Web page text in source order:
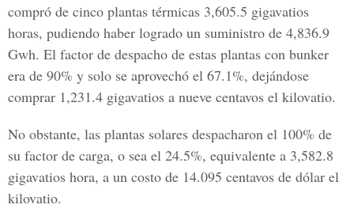
compró de cinco plantas térmicas 3,605.5 gigavatios
horas, pudiendo haber logrado un suministro de 4,836.9
Gwh. El factor de despacho de estas plantas con bunker
era de 90% y solo se aprovechó el 67.1%, dejándose
comprar 1,231.4 gigavatios a nueve centavos el kilovatio.
No obstante, las plantas solares despacharon el 100% de
su factor de carga, o sea el 24.5%, equivalente a 3,582.8
gigavatios hora, a un costo de 14.095 centavos de dólar el
kilovatio.